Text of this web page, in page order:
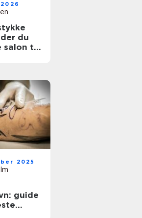
du
salon til
2025
guide